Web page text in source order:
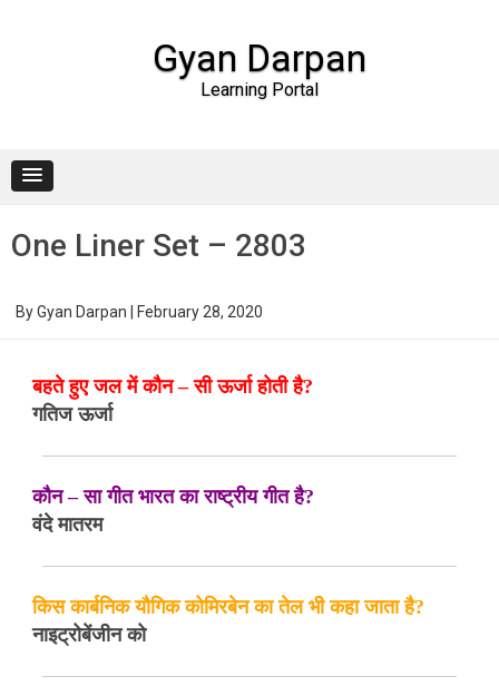
Gyan Darpan
Learning Portal
One Liner Set – 2803
ByGyan Darpan February 28, 2020
बहते हुए जल में कौन – सी ऊर्जा होती है?
गतिज ऊर्जा
कौन – सा गीत भारत का राष्ट्रीय गीत है?
वंदे मातरम
किस कार्बनिक यौगिक कोमिरबेन का तेल भी कहा जाता है?
नाइट्रोबेंजीन को